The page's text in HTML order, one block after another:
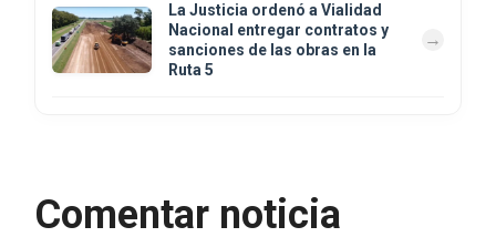
La Justicia ordenó a Vialidad
Nacional entregar contratos y
sanciones de las obras en la
Ruta 5
Comentar noticia